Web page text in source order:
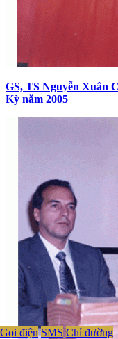
GS, TS Nguyễn Xuân
Kỳ năm 2005
Gọi điện SMS Chỉ đường